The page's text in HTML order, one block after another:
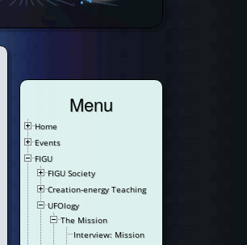
Menu
Home
Events
FIGU
FIGU Society
Creation-energy Teaching
UFOlogy
The Mission
Interview: Mission